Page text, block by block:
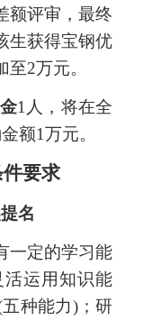
额评审，最终
生获得宝钢优
2万元。
1人 ， 将在全
额1万元。
要求
名
一定的学习能
运用知识能
种能力)；研